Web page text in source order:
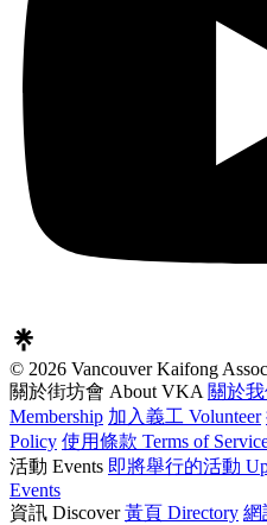
© 2026 Vancouver Kaifong
關於街坊會 About VKA 關於
Membership 加入義工 Volunteer
Policy 使用條款 Terms of
活動 Events 即將舉行的活動
Events
資訊 Discover 黃頁 Directory 網